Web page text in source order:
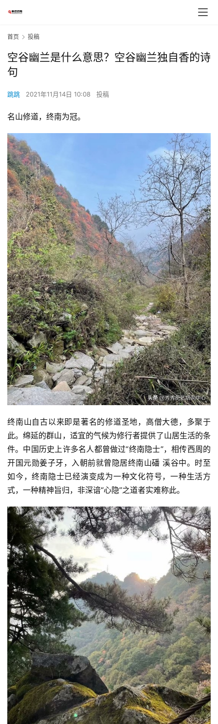
首页 投稿
空谷幽兰是什么意思？空谷幽兰独自香的诗
句
跳跳 2021年11月14日 10:08 投稿
名山修道，终南为冠。
终南山自古以来即是著名的修道圣地，高僧大德，多聚于
此。绵延的群山，适宜的气候为修行者提供了山居生活的条
件。中国历史上许多名人都曾做过“终南隐士”，相传西周的
开国元勋姜子牙，入朝前就曾隐居终南山磻 溪谷中。时至
如今，终南隐士已经演变成为一种文化符号，一种生活方
式，一种精神旨归，非深谙“心隐”之道者实难称此。